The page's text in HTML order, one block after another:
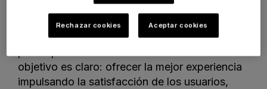
que interactúen los usuariosdentro del
ecommerce, basándonos en análisis de datos
eliminar las posibles friccionesque
objetivo es claro: ofrecer la mejor experiencia
impulsando la satisfacción de los usuarios,
Rechazar cookies Aceptar cookies